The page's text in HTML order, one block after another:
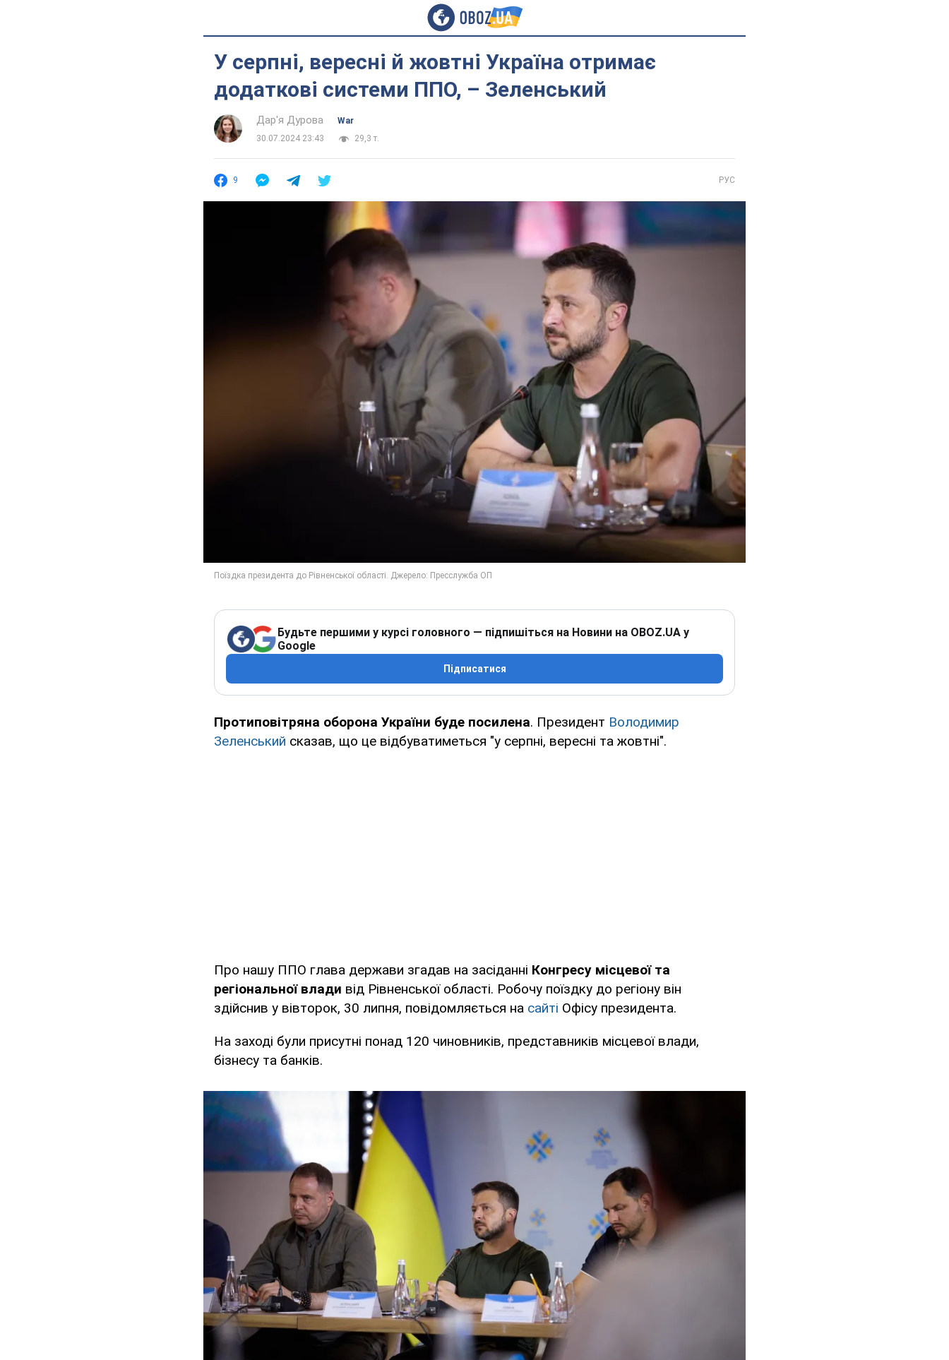
У серпні, вересні й жовтні Україна отримає
додаткові системи ППО, – Зеленський
Дар'я Дурова
War
30.07.2024 23:43
29,3 т.
9 РУС
Будьте першими у курсі головного — підпишіться на Новини на OBOZ.UA у
Google
Підписатися
Протиповітряна оборона України буде посилена. Президент Володимир
Зеленський сказав, що це відбуватиметься "у серпні, вересні та жовтні".
Про нашу ППО глава держави згадав на засіданні Конгресу місцевої та
регіональної влади від Рівненської області. Робочу поїздку до регіону він
здійснив у вівторок, 30 липня, повідомляється на сайті Офісу президента.
На заході були присутні понад 120 чиновників, представників місцевої влади,
бізнесу та банків.